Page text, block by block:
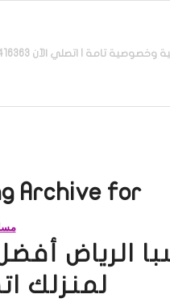
تامة | اتصلي الآن 0551416363
Archive for:
الرياض
لمنزلك اتصل بنا